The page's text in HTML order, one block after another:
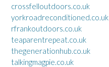
crossfelloutdoors.co.uk
yorkroadreconditioned.co.uk
rfrankoutdoors.co.uk
teaparentrepeat.co.uk
thegenerationhub.co.uk
talkingmagpie.co.uk